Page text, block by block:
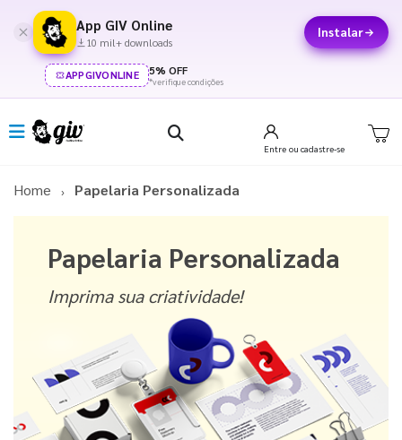
App GIV Online
10 mil+ downloads
Instalar
APPGIVONLINE 5% OFF
*verifique condições
Entre ou cadastre-se
Home Papelaria Personalizada
Papelaria Personalizada
Imprima sua criatividade!